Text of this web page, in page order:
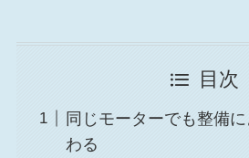
目次
同じモーターでも整備
わる